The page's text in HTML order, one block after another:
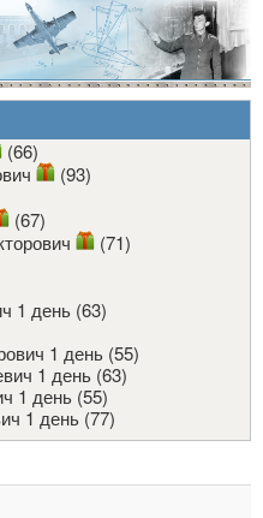
(66)
(93)
(67)
(71)
1 день (63)
1 день (55)
1 день (63)
1 день (55)
1 день (77)